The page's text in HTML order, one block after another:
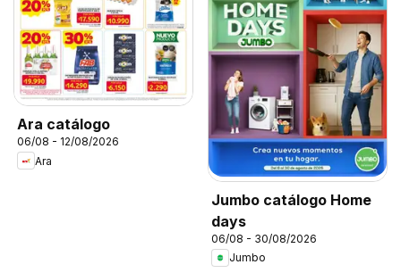
Ara catálogo
06/08 - 12/08/2026
Ara
Jumbo catálogo Home
days
06/08 - 30/08/2026
Jumbo